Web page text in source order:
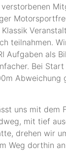
teilnahmen.
Aufgaben als
Bei
Abweichung
uns mit dem
mit tief
drehen wir
Weg dorthin